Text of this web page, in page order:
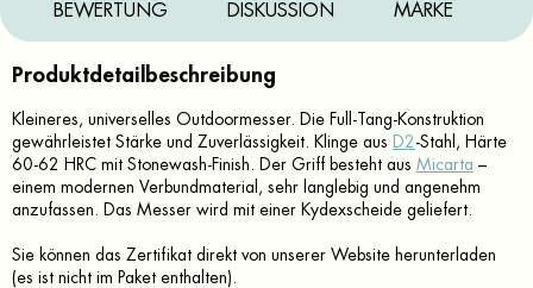
BEWERTUNG DISKUSSION MARKE
Produktdetailbeschreibung
Kleineres, universelles Outdoormesser. Die Full-Tang-Konstruktion
gewährleistet Stärke und Zuverlässigkeit. Klinge aus
D2 -Stahl, Härte
60-62 HRC mit Stonewash-Finish. Der Griff besteht aus Micarta –
einem modernen Verbundmaterial, sehr langlebig und angenehm
anzufassen. Das Messer wird mit einer Kydexscheide geliefert.
Sie können das Zertifikat direkt von unserer Website herunterladen
(es ist nicht im Paket enthalten).